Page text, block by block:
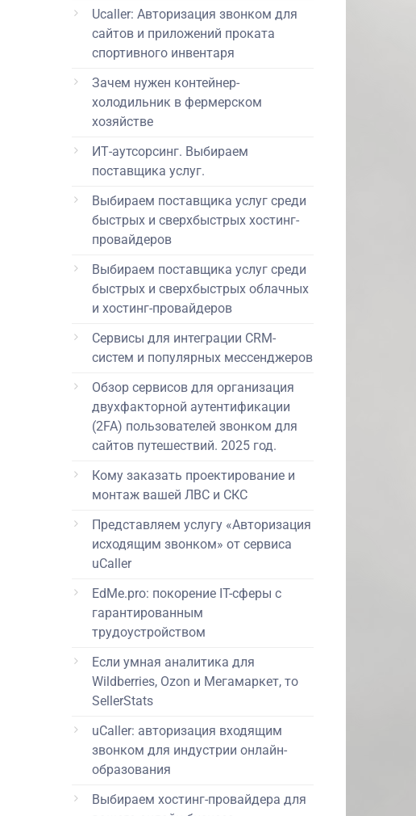
Ucaller: Авторизация звонком для
сайтов и приложений проката
спортивного инвентаря
Зачем нужен контейнер-
холодильник в фермерском
хозяйстве
ИТ-аутсорсинг. Выбираем
поставщика услуг.
Выбираем поставщика услуг среди
быстрых и сверхбыстрых хостинг-
провайдеров
Выбираем поставщика услуг среди
быстрых и сверхбыстрых облачных
и хостинг-провайдеров
Сервисы для интеграции CRM-
систем и популярных мессенджеров
Обзор сервисов для организация
двухфакторной аутентификации
(2FA) пользователей звонком для
сайтов путешествий. 2025 год.
Кому заказать проектирование и
монтаж вашей ЛВС и СКС
Представляем услугу «Авторизация
исходящим звонком» от сервиса
uCaller
EdMe.pro: покорение IT-сферы с
гарантированным
трудоустройством
Если умная аналитика для
Wildberries, Ozon и Мегамаркет, то
SellerStats
uCaller: авторизация входящим
звонком для индустрии онлайн-
образования
Выбираем хостинг-провайдера для